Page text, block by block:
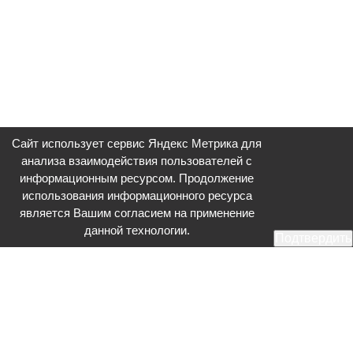
Сайт использует сервис Яндекс Метрика для
анализа взаимодействия пользователей с
информационным ресурсом. Продолжение
использования информационного ресурса
является Вашим согласием на применение
данной технологии.